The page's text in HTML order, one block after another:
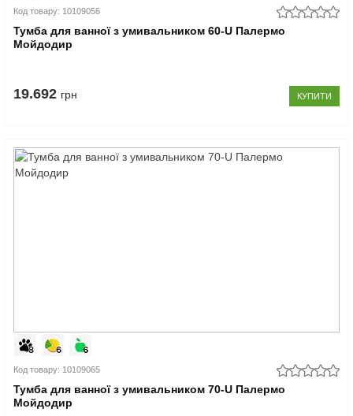
Код товару: 10109056
Тумба для ванної з умивальником 60-U Палермо
Мойдодир
19.692 грн КУПИТИ
Код товару: 10109065
Тумба для ванної з умивальником 70-U Палермо
Мойдодир